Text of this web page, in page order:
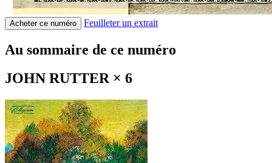
Acheter ce numéro Feuilleter un extrait
Au sommaire de ce numéro
JOHN RUTTER × 6